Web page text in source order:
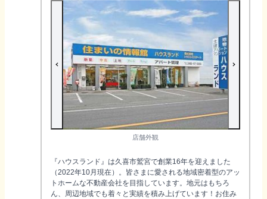
店舗外観
『ハウスランド』は久喜市鷲宮で創業16年を迎えました
（2022年10月現在）。皆さまに愛される地域密着型のアッ
トホームな不動産会社を目指しています。地元はもちろ
ん、周辺地域でも着々と実績を積み上げています！お住み